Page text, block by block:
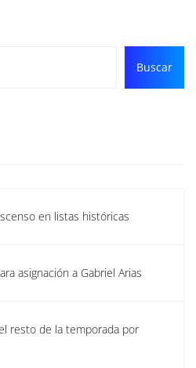
Buscar
en listas históricas
asignación a Gabriel Arias
resto de la temporada por